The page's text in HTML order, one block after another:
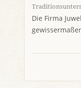
Die Firma